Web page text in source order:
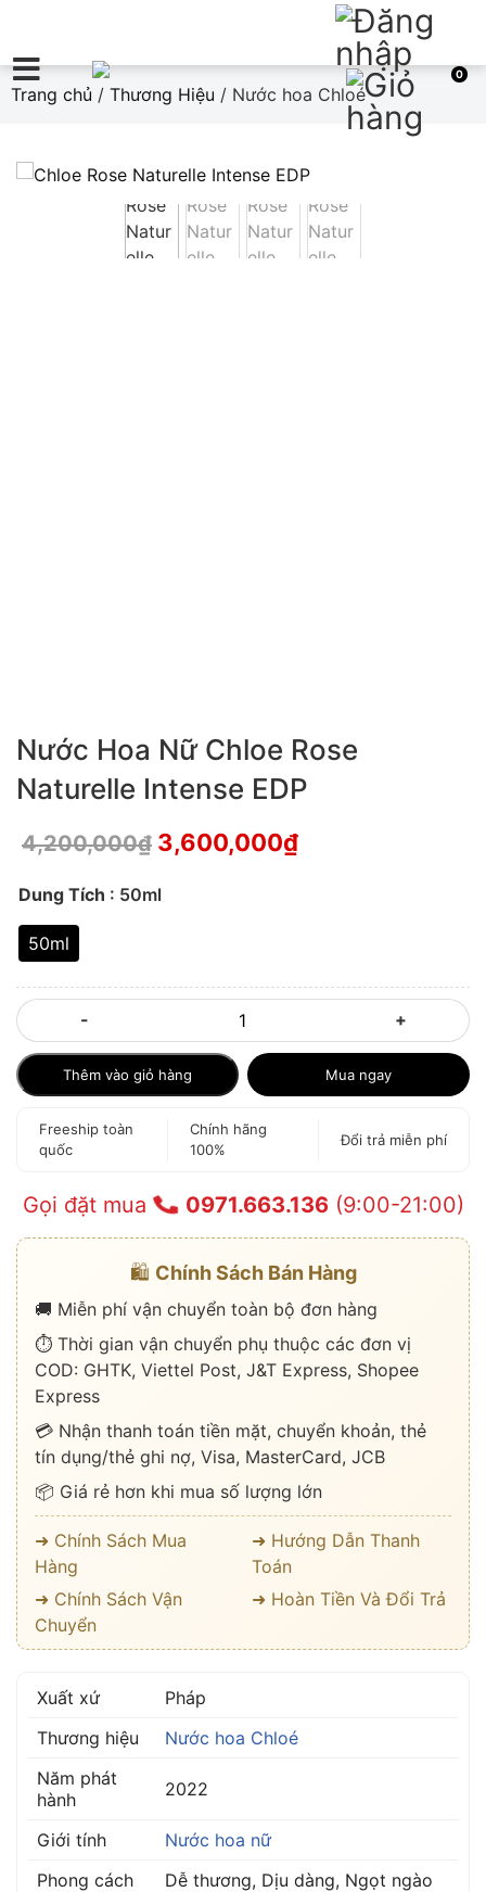
0
Trang chủ / Thương Hiệu / Nước hoa Chloé
Nước Hoa Nữ Chloe Rose
Naturelle Intense EDP
4,200,000₫ 3,600,000₫
Dung Tích : 50ml
50ml
- +
Thêm vào giỏ hàng Mua ngay
Freeship toàn
quốc
Chính hãng
100%
Đổi trả miễn phí
Gọi đặt mua 0971.663.136(9:00-21:00)
🛍️ Chính Sách Bán Hàng
🚚 Miễn phí vận chuyển toàn bộ đơn hàng
⏱️ Thời gian vận chuyển phụ thuộc các đơn vị
COD: GHTK, Viettel Post, J&T Express, Shopee
Express
💳 Nhận thanh toán tiền mặt, chuyển khoản, thẻ
tín dụng/thẻ ghi nợ, Visa, MasterCard, JCB
📦 Giá rẻ hơn khi mua số lượng lớn
➜ Chính Sách Mua
Hàng
➜ Hướng Dẫn Thanh
Toán
➜ Chính Sách Vận
Chuyển
➜ Hoàn Tiền Và Đổi Trả
Xuất xứ
Pháp
Thương hiệu
Nước hoa Chloé
Năm phát
hành
2022
Giới tính
Nước hoa nữ
Phong cách
Dễ thương, Dịu dàng, Ngọt ngào